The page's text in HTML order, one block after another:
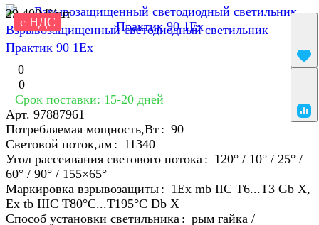
с НДС
29 400 ₽/шт
Взрывозащищенный светодиодный светильник
Практик 90 1Ex
0
0
Срок поставки: 15-20 дней
Арт. 97887961
Потребляемая мощность,Вт : 90
Световой поток,лм : 11340
Угол рассеивания светового потока : 120° / 10° / 25° /
60° / 90° / 155×65°
Маркировка взрывозащиты : 1Ex mb IIC T6...T3 Gb X,
Ex tb IIIC T80°C...T195°C Db X
Способ установки светильника : рым гайка /